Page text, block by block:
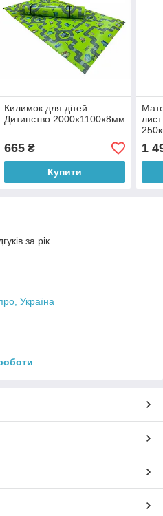
Килимок для дітей
Дитинство 2000х1100х8мм
665₴
Купити
1
за рік
Україна